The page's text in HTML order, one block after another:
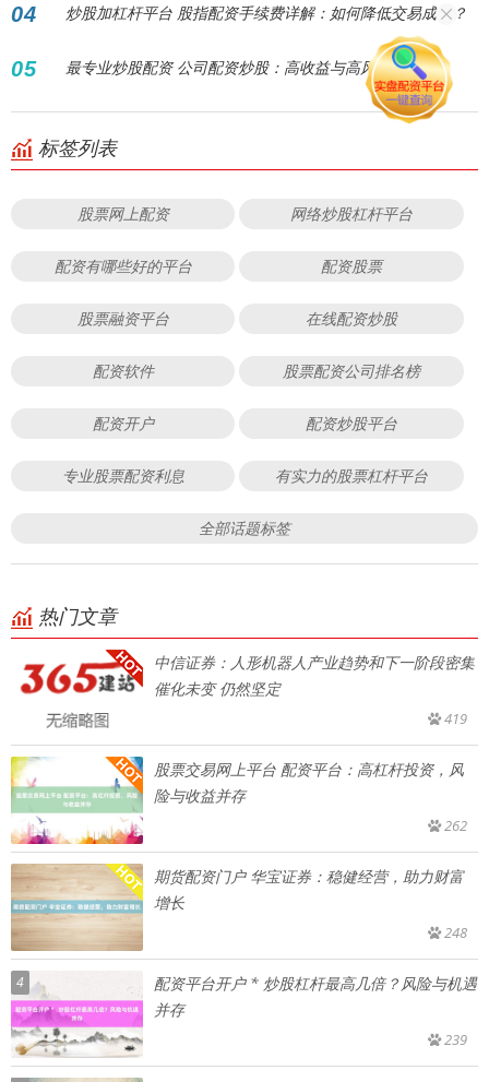
04 炒股加杠杆平台 股指配资手续费详解：如何降低交易成本？
05 最专业炒股配资 公司配资炒股：高收益与高风险并存？
标签列表
股票网上配资 网络炒股杠杆平台
配资有哪些好的平台 配资股票
股票融资平台 在线配资炒股
配资软件 股票配资公司排名榜
配资开户 配资炒股平台
专业股票配资利息 有实力的股票杠杆平台
全部话题标签
热门文章
中信证券：人形机器人产业趋势和下一阶段密集
催化未变 仍然坚定
419
股票交易网上平台 配资平台：高杠杆投资，风
险与收益并存
262
期货配资门户 华宝证券：稳健经营，助力财富
增长
248
4
配资平台开户 * 炒股杠杆最高几倍？风险与机遇
并存
239